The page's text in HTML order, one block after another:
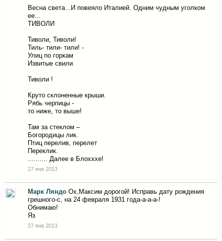
Весна света...И повеяло Италией. Одним чудным уголком
ее...
ТИВОЛИ
Тиволи, Тиволи!
Тиль- тили- тили! -
Улиц по горкам
Извитые свили
Тиволи !
Круто склоненные крыши.
Рябь черпицы -
то ниже, то выше!
Там за стеклом –
Богородицы лик.
Птиц перелив, перелет
Переклик.
.......... Далее в Блохххе!
27 янв 2013
Марк Ляндо Ох,Максим дорогой! Исправь дату рождения
грешного-с, на 24 февраля 1931 года-а-а-а-!
Обнимаю!
Яз
27 янв 2013